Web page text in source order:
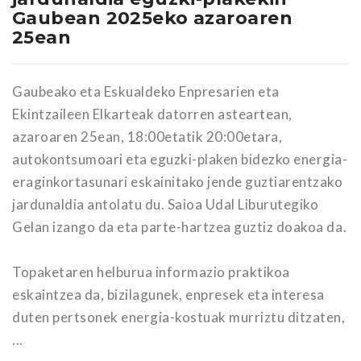
Gaubean 2025eko azaroaren
25ean
Gaubeako eta Eskualdeko Enpresarien eta
Ekintzaileen Elkarteak datorren asteartean,
azaroaren 25ean, 18:00etatik 20:00etara,
autokontsumoari eta eguzki-plaken bidezko energia-
eraginkortasunari eskainitako jende guztiarentzako
jardunaldia antolatu du. Saioa Udal Liburutegiko
Gelan izango da eta parte-hartzea guztiz doakoa da.
Topaketaren helburua informazio praktikoa
eskaintzea da, bizilagunek, enpresek eta interesa
duten pertsonek energia-kostuak murriztu ditzaten,
...